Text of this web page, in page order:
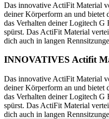
Das innovative ActiFit Material
deiner Körperform an und bietet
das Verhalten deiner Logitech G
spürst. Das ActiFit Material
dich auch in langen
INNOVATIVES Actifit
Das innovative ActiFit Material
deiner Körperform an und bietet
das Verhalten deiner Logitech G
spürst. Das ActiFit Material
dich auch in langen